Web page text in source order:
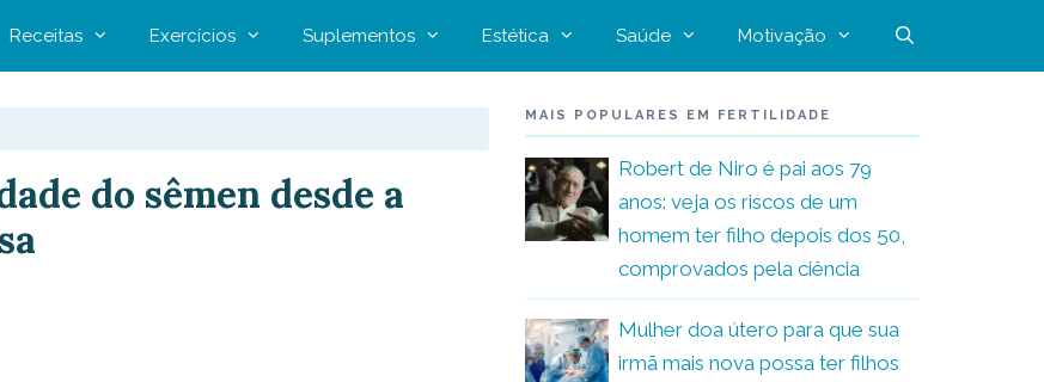
Receitas Exercícios Suplementos Estética Saúde Motivação
do sêmen desde a
MAIS POPULARES EM FERTILIDADE
Robert de Niro é pai aos 79
anos: veja os riscos de um
homem ter filho depois dos 50,
comprovados pela ciência
Mulher doa útero para que sua
irmã mais nova possa ter filhos